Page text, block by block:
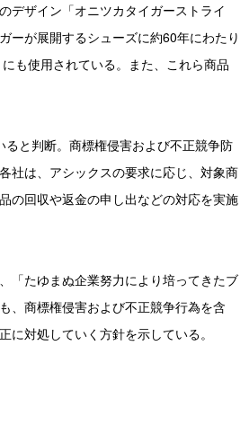
デザイン「オニツカタイガーストライ
ーが展開するシューズに約60年にわたり
も使用されている。また、これら商品
と判断。商標権侵害および不正競争防
社は、アシックスの要求に応じ、対象商
の回収や返金の申し出などの対応を実施
「たゆまぬ企業努力により培ってきたブ
、商標権侵害および不正競争行為を含
対処していく方針を示している。